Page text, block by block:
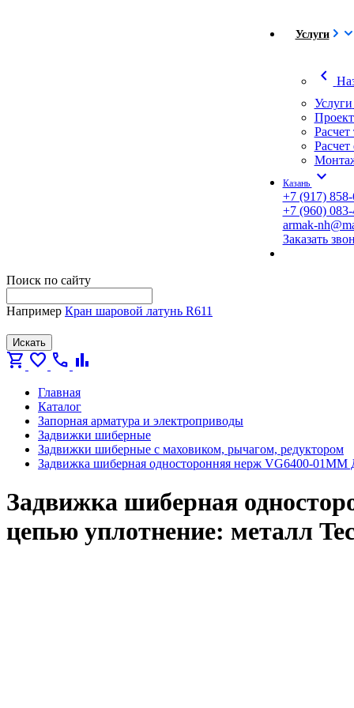
Услуги
chevron_left
Услуги
Казань expand_more
+7 (917)
+7 (960)
armak-
Заказать
Поиск по сайту
Например Кран шаровой латунь R611
Искать
shopping_cart favorite call bar_chart
Главная
Каталог
Запорная арматура и электроприводы
Задвижки шиберные
Задвижки шиберные с маховиком, рычагом, редуктором
Задвижка шиберная односторонняя нерж VG6400-
Задвижка шиберная
цепью уплотнение: металл